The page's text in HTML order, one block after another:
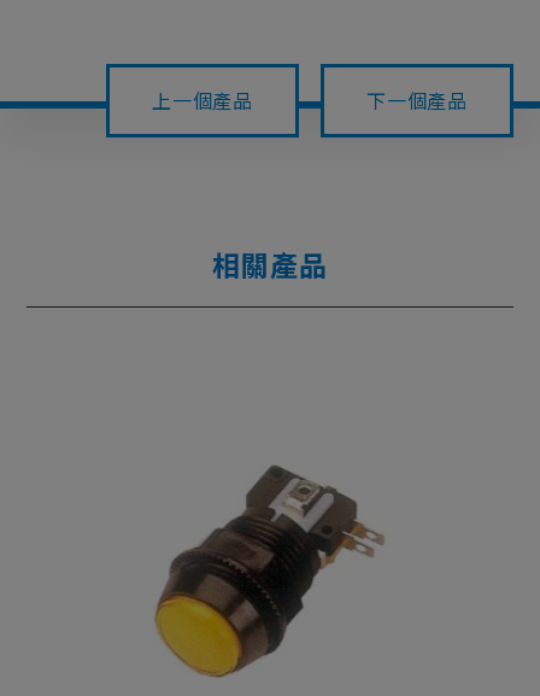
上一個產品 下一個產品
相關產品